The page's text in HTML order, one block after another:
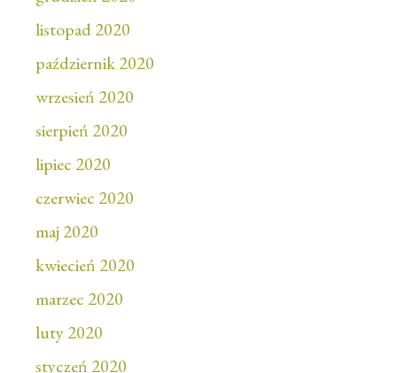
listopad 2020
październik 2020
wrzesień 2020
sierpień 2020
lipiec 2020
czerwiec 2020
maj 2020
kwiecień 2020
marzec 2020
luty 2020
styczeń 2020